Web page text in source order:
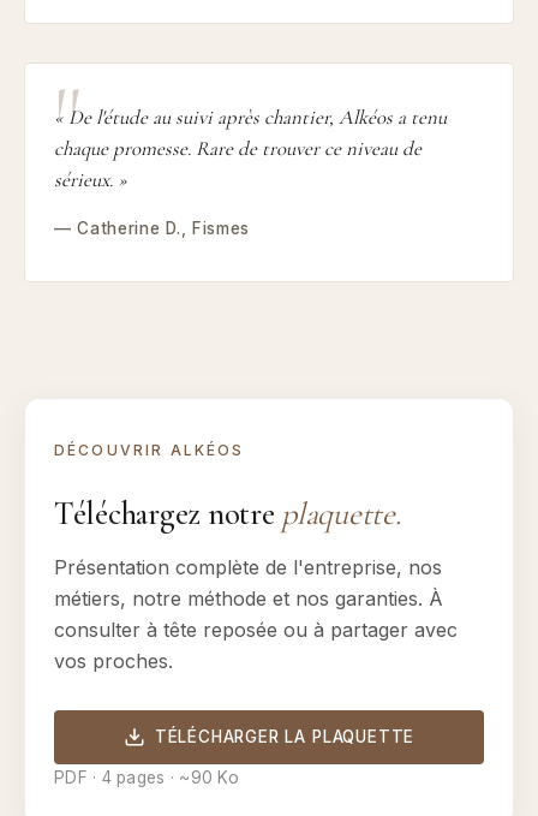
« De l'étude au suivi après chantier, Alkéos a tenu
chaque promesse. Rare de trouver ce niveau de
sérieux. »
— Catherine D., Fismes
DÉCOUVRIR ALKÉOS
Téléchargez notre plaquette.
Présentation complète de l'entreprise, nos
métiers, notre méthode et nos garanties. À
consulter à tête reposée ou à partager avec
vos proches.
TÉLÉCHARGER LA PLAQUETTE
PDF · 4 pages · ~90 Ko